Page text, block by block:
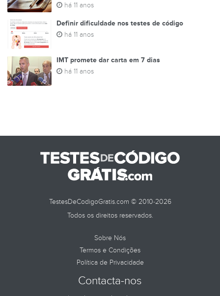
há 11 anos
Definir dificuldade nos testes de código
há 11 anos
IMT promete dar carta em 7 dias
há 11 anos
TestesDeCodigoGratis.com © 2010-2026
Todos os direitos reservados.
Sobre Nós
Termos e Condições
Política de Privacidade
Contacta-nos